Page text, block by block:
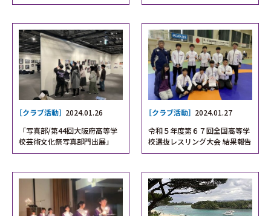
［クラブ活動］ 2024.01.26
「写真部/第44回大阪府高等学
校芸術文化祭写真部門出展」
［クラブ活動］ 2024.01.27
令和５年度第６７回全国高等学
校選抜レスリング大会 結果報告